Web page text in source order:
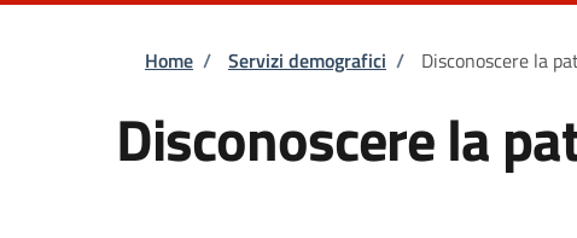
Briciole di pane
Home / Servizi demografici / Disconoscere la
Disconoscere la